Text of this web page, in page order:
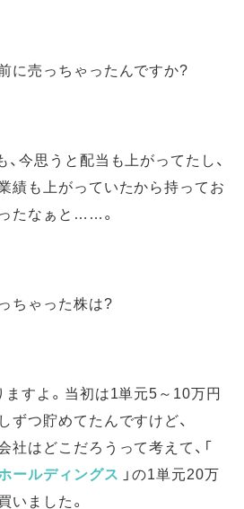
に売っちゃったんですか?
、今思うと配当も上がってたし、
績も上がっていたから持ってお
たなぁと……。
ちゃった株は?
ますよ。当初は1単元5～10万円
ずつ貯めてたんですけど、
社はどこだろうって考えて、「
ールディングス 」の1単元20万
いました。